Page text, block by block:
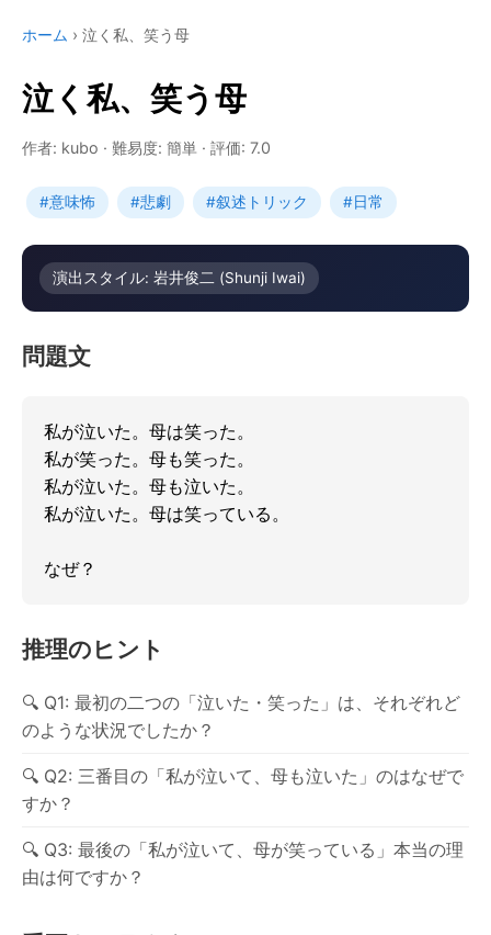
ホーム › 泣く私、笑う母
泣く私、笑う母
作者: kubo · 難易度: 簡単 · 評価: 7.0
#意味怖 #悲劇 #叙述トリック #日常
演出スタイル: 岩井俊二 (Shunji Iwai)
問題文
私が泣いた。母は笑った。
私が笑った。母も笑った。
私が泣いた。母も泣いた。
私が泣いた。母は笑っている。
なぜ？
推理のヒント
Q1: 最初の二つの「泣いた・笑った」は、それぞれど
のような状況でしたか？
Q2: 三番目の「私が泣いて、母も泣いた」のはなぜで
すか？
Q3: 最後の「私が泣いて、母が笑っている」本当の理
由は何ですか？